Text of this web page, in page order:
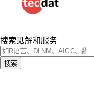
搜索见解和服务
搜索